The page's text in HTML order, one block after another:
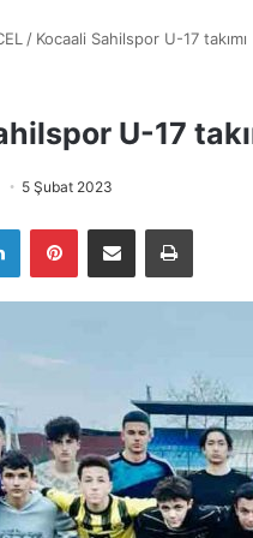
/ Kocaali Sahilspor U-17 takımı
U-17
5 Şubat 2023
LinkedInPinterestE-Posta ile paylaş Yazdır